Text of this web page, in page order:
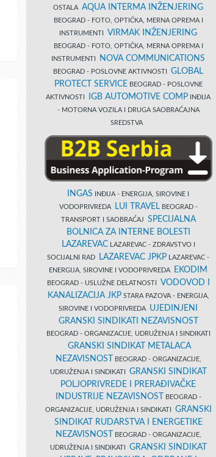
OSTALA AQUA INTERMA INŽENJERING
BEOGRAD - FOTO, OPTIČKA, MERNA OPREMA I
INSTRUMENTI VIRMAK INŽENJERING
BEOGRAD - FOTO, OPTIČKA, MERNA OPREMA I
INSTRUMENTI
NOVA COMMUNICATIONS
BEOGRAD - POSLOVNE AKTIVNOSTI GLOBAL
PROTECT SERVICE BEOGRAD - POSLOVNE
AKTIVNOSTI
IGB AUTOMOTIVE COMP INĐIJA
- MOTORNA VOZILA I DRUGA SAOBRAĆAJNA
SREDSTVA
INGAS INĐIJA - ENERGIJA, SIROVINE I
VODOPRIVREDA
LUI TRAVELBEOGRAD -
TRANSPORT I SAOBRAĆAJ SPECIJALNA
BOLNICA ZA INTERNE BOLESTI
LAZAREVACLAZAREVAC - ZDRAVSTVO I
SOCIJALNI RAD
LAZAREVAC JPKP LAZAREVAC -
ENERGIJA, SIROVINE I VODOPRIVREDA
EKODIM
BEOGRAD - USLUŽNE DELATNOSTI VODOVOD I
KANALIZACIJA JKPSTARA PAZOVA - ENERGIJA,
SIROVINE I VODOPRIVREDA UJEDINJENI
GRANSKI SINDIKATI NEZAVISNOST
BEOGRAD - ORGANIZACIJE, UDRUŽENJA I SINDIKATI
GRANSKI SINDIKAT METALACA
NEZAVISNOST
BEOGRAD - ORGANIZACIJE,
UDRUŽENJA I SINDIKATI GRANSKI SINDIKAT
POLJOPRIVREDE I PRERAĐIVAČKE
INDUSTRIJE NEZAVISNOST
BEOGRAD -
ORGANIZACIJE, UDRUŽENJA I SINDIKATI GRANSKI
SINDIKAT RUDARSTVA I ENERGETIKE
NEZAVISNOST
BEOGRAD - ORGANIZACIJE,
UDRUŽENJA I SINDIKATI GRANSKI SINDIKAT